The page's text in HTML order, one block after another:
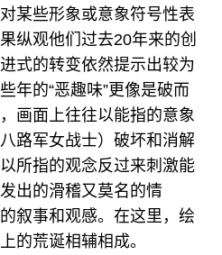
某些形象或意象符号性表
纵观他们过去20年来的创
式的转变依然提示出较为
的“恶趣味”更像是破而
画面上往往以能指的意象
路军女战士）破坏和消解
所指的观念反过来刺激能
出的滑稽又莫名的情
叙事和观感。在这里，绘
的荒诞相辅相成。